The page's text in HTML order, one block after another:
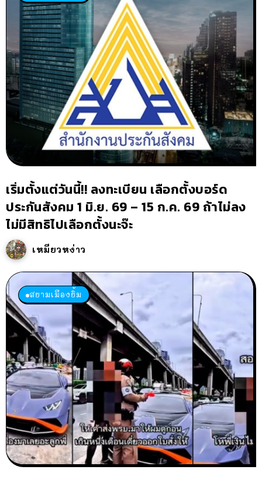
เริ่มตั้งแต่วันนี้!! ลงทะเบียน เลือกตั้งบอร์ด
ประกันสังคม 1 มิ.ย. 69 – 15 ก.ค. 69 ถ้าไม่ลง
ไม่มีสิทธิไปเลือกตั้งนะจ๊ะ
เหมียวหง่าว
สยามเมืองยิ้ม